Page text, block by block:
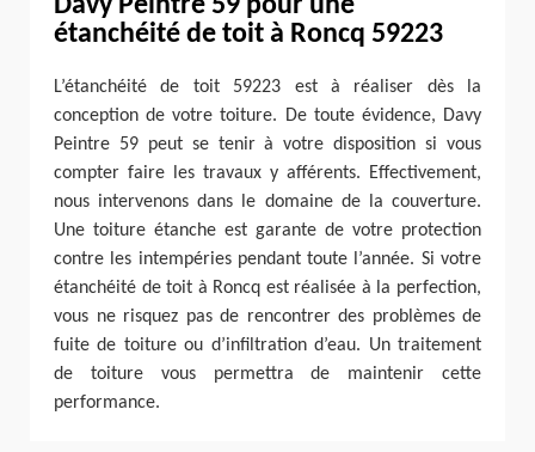
Davy Peintre 59 pour une
étanchéité de toit à Roncq 59223
L’étanchéité de toit 59223 est à réaliser dès la
conception de votre toiture. De toute évidence, Davy
Peintre 59 peut se tenir à votre disposition si vous
compter faire les travaux y afférents. Effectivement,
nous intervenons dans le domaine de la couverture.
Une toiture étanche est garante de votre protection
contre les intempéries pendant toute l’année. Si votre
étanchéité de toit à Roncq est réalisée à la perfection,
vous ne risquez pas de rencontrer des problèmes de
fuite de toiture ou d’infiltration d’eau. Un traitement
de toiture vous permettra de maintenir cette
performance.